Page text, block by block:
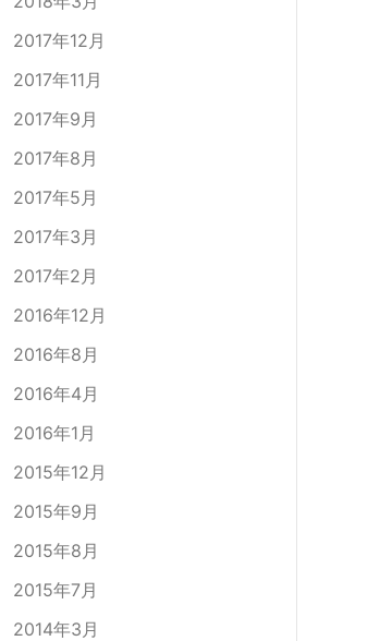
2017年12月
2017年11月
2017年9月
2017年8月
2017年5月
2017年3月
2017年2月
2016年12月
2016年8月
2016年4月
2016年1月
2015年12月
2015年9月
2015年8月
2015年7月
2014年3月